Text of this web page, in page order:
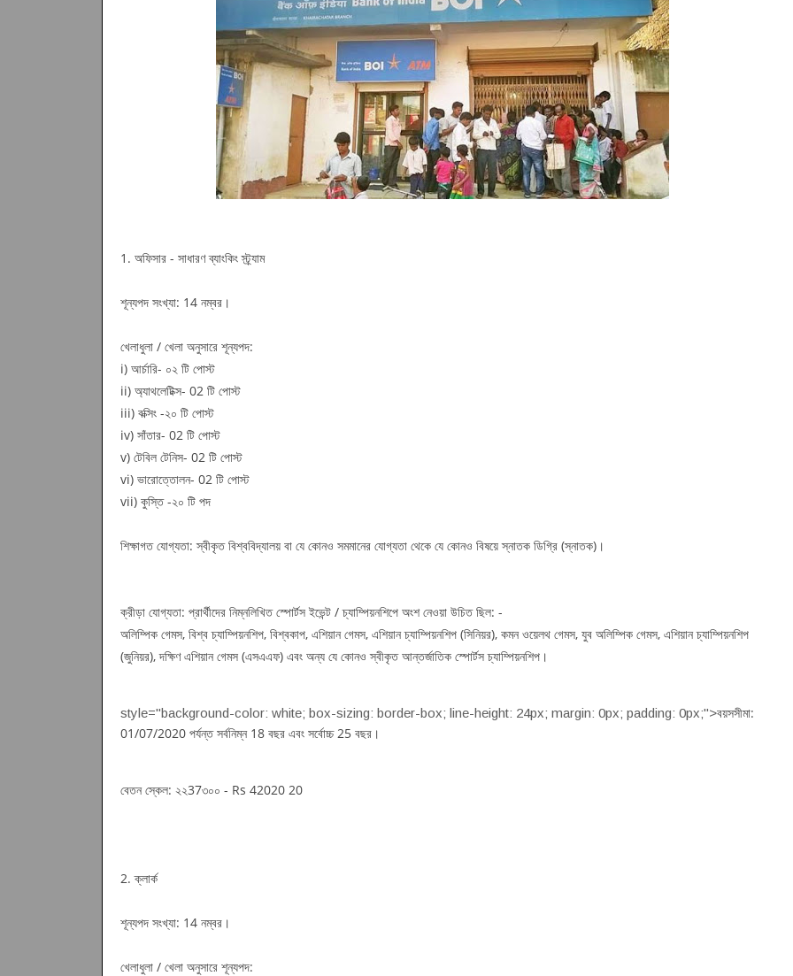
1. অফিসার - সাধারণ ব্যাংকিং স্ট্র্যাম
শূন্যপদ সংখ্যা: 14 নম্বর।
খেলাধুলা / খেলা অনুসারে শূন্যপদ:
i) আর্চারি- ০২ টি পোস্ট
ii) অ্যাথলেটিক্স- 02 টি পোস্ট
iii) বক্সিং -২০ টি পোস্ট
iv) সাঁতার- 02 টি পোস্ট
v) টেবিল টেনিস- 02 টি পোস্ট
vi) ভারোত্তোলন- 02 টি পোস্ট
vii) কুস্তি -২০ টি পদ
শিক্ষাগত যোগ্যতা: স্বীকৃত বিশ্ববিদ্যালয় বা যে কোনও সমমানের যোগ্যতা থেকে যে কোনও বিষয়ে স্নাতক ডিগ্রি (স্নাতক)।
ক্রীড়া যোগ্যতা: প্রার্থীদের নিম্নলিখিত স্পোর্টস ইভেন্ট / চ্যাম্পিয়নশিপে অংশ নেওয়া উচিত ছিল: -
অলিম্পিক গেমস, বিশ্ব চ্যাম্পিয়নশিপ, বিশ্বকাপ, এশিয়ান গেমস, এশিয়ান চ্যাম্পিয়নশিপ (সিনিয়র), কমন ওয়েলথ গেমস, যুব অলিম্পিক গেমস, এশিয়ান চ্যাম্পিয়নশিপ
(জুনিয়র), দক্ষিণ এশিয়ান গেমস (এসএএফ) এবং অন্য যে কোনও স্বীকৃত আন্তর্জাতিক স্পোর্টস চ্যাম্পিয়নশিপ।
style="background-color: white; box-sizing: border-box; line-height: 24px; margin: 0px; padding: 0px;">বয়সসীমা:
01/07/2020 পর্যন্ত সর্বনিম্ন 18 বছর এবং সর্বোচ্চ 25 বছর।
বেতন স্কেল: ২২37৩০০ - Rs 42020 20
2. ক্লার্ক
শূন্যপদ সংখ্যা: 14 নম্বর।
খেলাধুলা / খেলা অনুসারে শূন্যপদ: